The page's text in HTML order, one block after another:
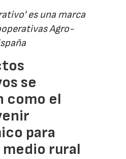
es una marca
Agro-
se
como el
para
rural